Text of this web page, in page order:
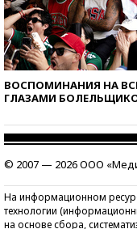
ВОСПОМИНАНИЯ НА
ГЛАЗАМИ
© 2007 — 2026 ООО
На информационном
технологии
на основе сбора,